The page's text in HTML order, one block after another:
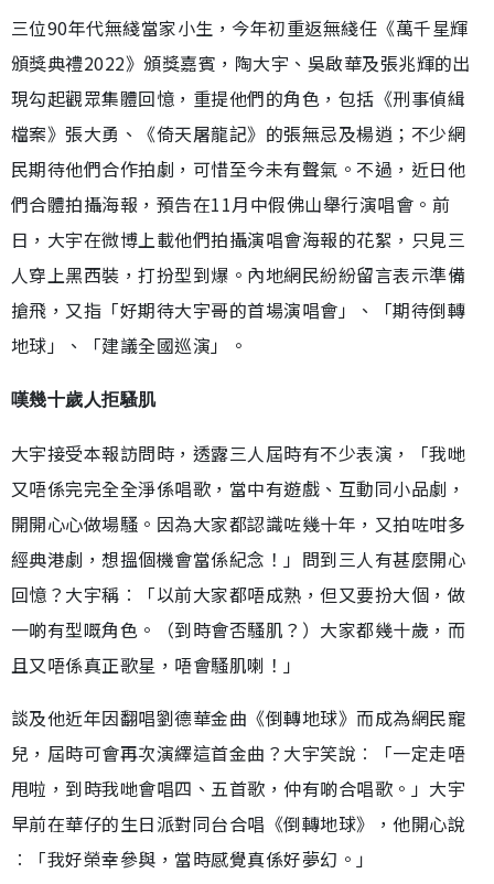
三位90年代無綫當家小生，今年初重返無綫任《萬千星輝
頒獎典禮2022》頒獎嘉賓，陶大宇、吳啟華及張兆輝的出
現勾起觀眾集體回憶，重提他們的角色，包括《刑事偵緝
檔案》張大勇、《倚天屠龍記》的張無忌及楊逍；不少網
民期待他們合作拍劇，可惜至今未有聲氣。不過，近日他
們合體拍攝海報，預告在11月中假佛山舉行演唱會。前
日，大宇在微博上載他們拍攝演唱會海報的花絮，只見三
人穿上黑西裝，打扮型到爆。內地網民紛紛留言表示準備
搶飛，又指「好期待大宇哥的首場演唱會」、「期待倒轉
地球」、「建議全國巡演」。
嘆幾十歲人拒騷肌
大宇接受本報訪問時，透露三人屆時有不少表演，「我哋
又唔係完完全全淨係唱歌，當中有遊戲、互動同小品劇，
開開心心做場騷。因為大家都認識咗幾十年，又拍咗咁多
經典港劇，想搵個機會當係紀念！」問到三人有甚麼開心
回憶？大宇稱︰「以前大家都唔成熟，但又要扮大個，做
一啲有型嘅角色。（到時會否騷肌？）大家都幾十歲，而
且又唔係真正歌星，唔會騷肌喇！」
談及他近年因翻唱劉德華金曲《倒轉地球》而成為網民寵
兒，屆時可會再次演繹這首金曲？大宇笑說︰「一定走唔
甩啦，到時我哋會唱四、五首歌，仲有啲合唱歌。」大宇
早前在華仔的生日派對同台合唱《倒轉地球》，他開心說
︰「我好榮幸參與，當時感覺真係好夢幻。」